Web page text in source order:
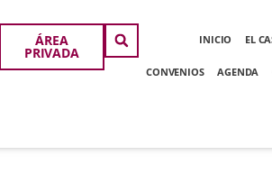
ÁREA
PRIVADA
INICIO EL
CONVENIOS AGENDA